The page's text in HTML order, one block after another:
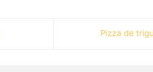
Pizza de